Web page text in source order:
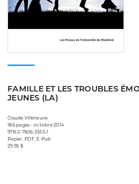
FAMILLE ET LES TROUBLES
JEUNES (LA)
Claude Villeneuve
186 pages • octobre 2014
978-2-7606-3355-1
Papier, PDF, E-Pub
29,95 $